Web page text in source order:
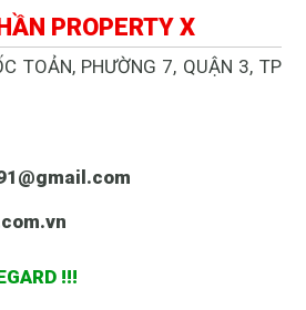
PROPERTY X
TOẢN, PHƯỜNG 7, QUẬN 3, TP
!!!